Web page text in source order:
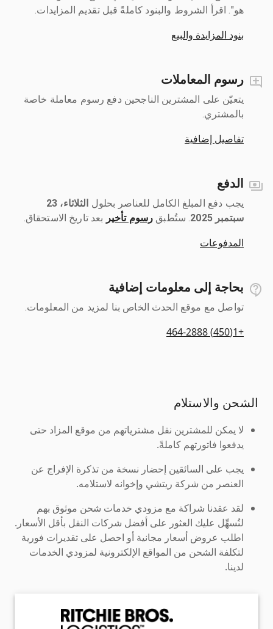
هو". اقرأ الشروط والبنود كاملةً قبل تقديم المزايدات.
بنود المزايدة والبيع
رسوم المعاملات
يتعيّن على المشترين الناجحين دفع رسوم معاملة خاصة
بالمشتري.
تفاصيل إضافية
الدفع
يجب دفع المبلغ الكامل للعناصر بحلول ‎
الثلاثاء، 23
سبتمبر 2025
‎. ستُطبق رسوم تأخير بعد تاريخ الاستحقاق.
المدفوعات
بحاجة إلى معلومات إضافية
تواصل مع موقع الحدث الخاص بنا لمزيد من المعلومات.
+1(450) 464-2888
الشحن والاستلام
لا يمكن للمشترين نقل مشترياتهم من موقع المزاد حتى
يدفعوا فاتورتهم كاملةً.
يجب على السائقين إحضار نسخة من تذكرة الإفراج عن
العنصر من شركة ريتشي وإخوانه لاستلامه.
لقد عقدنا شراكة مع مزودي خدمات شحن موثوق بهم
لنُسهِّل عليك العثور على أفضل شركات النقل بأقل الأسعار.
اطلب عروض أسعار مجانية أو احصل على تقديرات فورية
لتكلفة الشحن من المواقع الإلكترونية لمزودي الخدمات
لدينا.